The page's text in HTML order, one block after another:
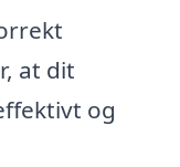
at dit
og